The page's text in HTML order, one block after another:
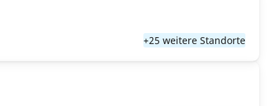
+25 weitere Standorte